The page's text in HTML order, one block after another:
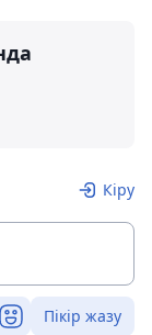
Кіру
Пікір жазу